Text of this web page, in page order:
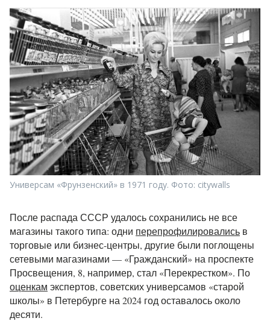
Универсам «Фрунзенский» в 1971 году. Фото: citywalls
После распада СССР удалось сохранились не все
магазины такого типа: одни перепрофилировались в
торговые или бизнес-центры, другие были поглощены
сетевыми магазинами — «Гражданский» на проспекте
Просвещения, 8, например, стал «Перекрестком». По
оценкам экспертов, советских универсамов «старой
школы» в Петербурге на 2024 год оставалось около
десяти.